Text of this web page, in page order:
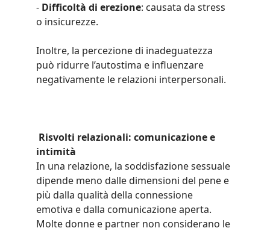
- Difficoltà di erezione: causata da stress
o insicurezze.
Inoltre, la percezione di inadeguatezza
può ridurre l’autostima e influenzare
negativamente le relazioni interpersonali.
Risvolti relazionali: comunicazione e
intimità
In una relazione, la soddisfazione sessuale
dipende meno dalle dimensioni del pene e
più dalla qualità della connessione
emotiva e dalla comunicazione aperta.
Molte donne e partner non considerano le